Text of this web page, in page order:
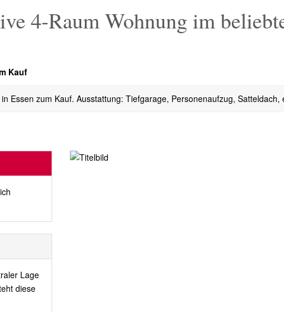
4-Raum Wohnung im
Kauf
Essen zum Kauf. Ausstattung: Tiefgarage, Personenaufzug, Satteldach,
Lage
diese